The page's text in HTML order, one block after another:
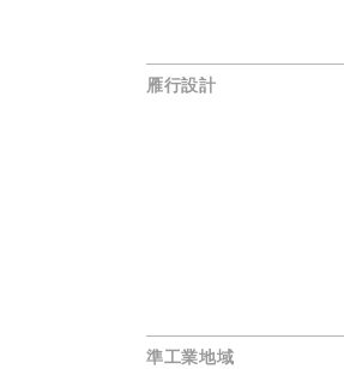
雁行設計
準工業地域